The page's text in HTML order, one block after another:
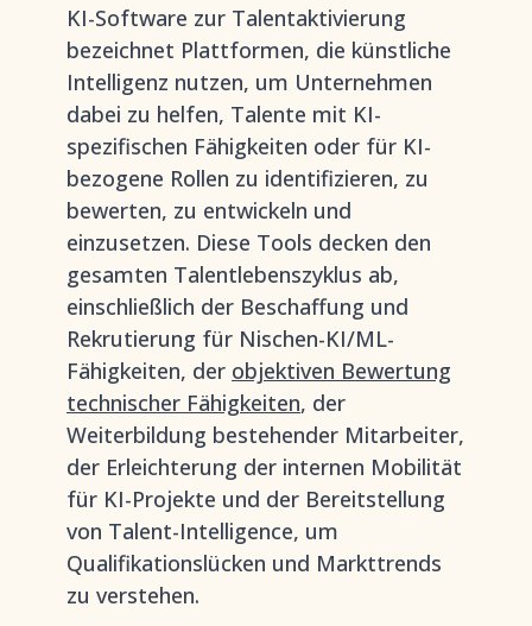
KI-Software zur Talentaktivierung
bezeichnet Plattformen, die künstliche
Intelligenz nutzen, um Unternehmen
dabei zu helfen, Talente mit KI-
spezifischen Fähigkeiten oder für KI-
bezogene Rollen zu identifizieren, zu
bewerten, zu entwickeln und
einzusetzen. Diese Tools decken den
gesamten Talentlebenszyklus ab,
einschließlich der Beschaffung und
Rekrutierung für Nischen-KI/ML-
Fähigkeiten, der objektiven Bewertung
technischer Fähigkeiten, der
Weiterbildung bestehender Mitarbeiter,
der Erleichterung der internen Mobilität
für KI-Projekte und der Bereitstellung
von Talent-Intelligence, um
Qualifikationslücken und Markttrends
zu verstehen.